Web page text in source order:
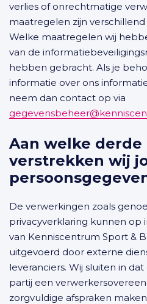
verlies of onrechtmatige
maatregelen zijn
Welke maatregelen wij
van de
hebben gebracht. Als je
informatie over ons
neem dan contact op via
Aan welke
verstrekken wij
De verwerkingen zoals
privacyverklaring kunnen op
van Kenniscentrum Sport &
uitgevoerd door externe
leveranciers. Wij sluiten in
partij een
zorgvuldige afspraken